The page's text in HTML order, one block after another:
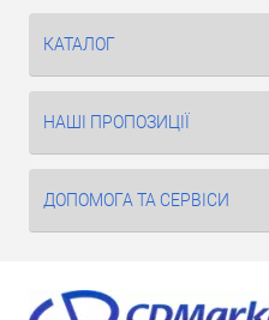
КАТАЛОГ
НАШІ ПРОПОЗИЦІЇ
ДОПОМОГА ТА СЕРВІСИ